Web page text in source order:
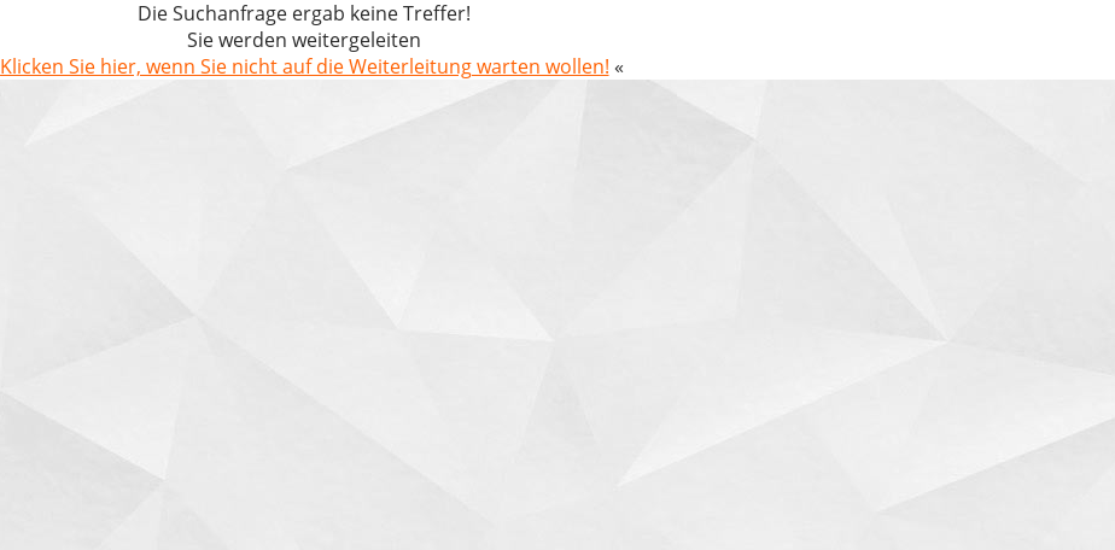
Die Suchanfrage ergab keine Treffer!
Sie werden weitergeleiten
Klicken Sie hier, wenn Sie nicht auf die Weiterleitung warten wollen! «